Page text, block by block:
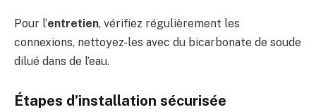
Pour l’entretien, vérifiez régulièrement les
connexions, nettoyez-les avec du bicarbonate de soude
dilué dans de l’eau.
Étapes d’installation sécurisée